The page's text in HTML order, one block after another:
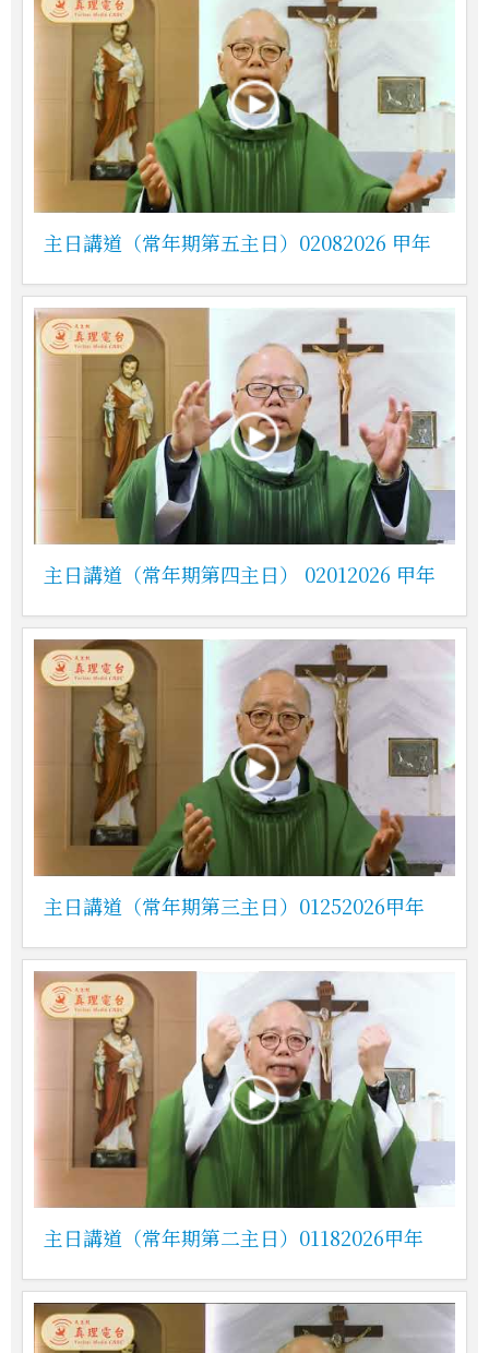
主日講道（常年期第五主日）02082026 甲年
主日講道（常年期第四主日） 02012026 甲年
主日講道（常年期第三主日）01252026甲年
主日講道（常年期第二主日）01182026甲年